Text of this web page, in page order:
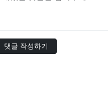
댓글 작성하기